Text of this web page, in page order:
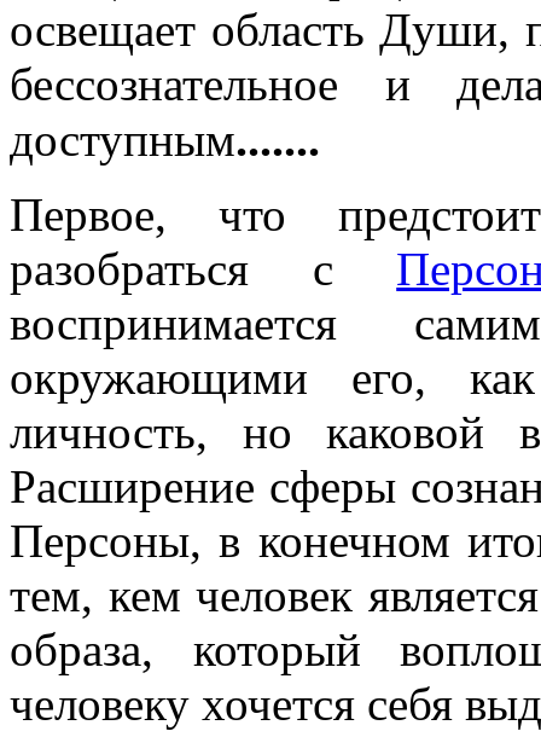
освещает область Души,
бессознательное и
доступным.......
Первое, что
разобраться с
воспринимается
окружающими его,
личность, но каковой
Расширение сферы
Персоны, в конечном
тем, кем человек
образа, который
человеку хочется себя